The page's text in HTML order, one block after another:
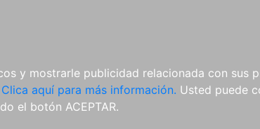
y mostrarle publicidad relacionada con sus
Clica aquí para más información. Usted puede
el botón ACEPTAR.
REVISTAS
CDS Y
DVDS
MATERIAL
COMPLEMENTARIO